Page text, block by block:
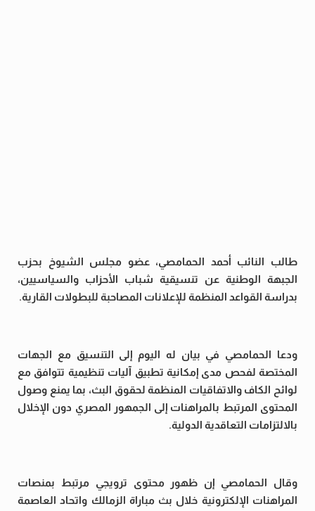
طالب النائب أحمد الحمامصي، عضو مجلس الشيوخ بحزب
الجبهة الوطنية عن تنسيقية شباب الأحزاب والسياسيين،
بدراسة القواعد المنظمة للإعلانات المصاحبة للبطولات القارية.
ودعا الحمامصي في بيان له اليوم إلى التنسيق مع الجهات
المختصة لفحص مدى إمكانية تطبيق آليات تنظيمية تتوافق مع
لوائح الكاف والاتفاقيات المنظمة لحقوق البث، بما يمنع وصول
المحتوى المرتبط بالمراهنات إلى الجمهور المصري دون الإخلال
بالالتزامات التعاقدية الدولية.
وقال الحمامصي إن ظهور محتوى ترويجي مرتبط بمنصات
المراهنات الإلكترونية خلال بث مباراة الزمالك واتحاد العاصمة